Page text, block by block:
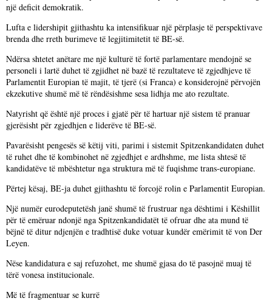
një deficit demokratik.
Lufta e lidershipit gjithashtu ka intensifikuar një përplasje të perspektivave
brenda dhe rreth burimeve të legjitimitetit të BE-së.
Ndërsa shtetet anëtare me një kulturë të fortë parlamentare mendojnë se
personeli i lartë duhet të zgjidhet në bazë të rezultateve të zgjedhjeve të
Parlamentit Europian të majit, të tjerë (si Franca) e konsiderojnë përvojën
ekzekutive shumë më të rëndësishme sesa lidhja me ato rezultate.
Natyrisht që është një proces i gjatë për të hartuar një sistem të pranuar
gjerësisht për zgjedhjen e liderëve të BE-së.
Pavarësisht pengesës së këtij viti, parimi i sistemit Spitzenkandidaten duhet
të ruhet dhe të kombinohet në zgjedhjet e ardhshme, me lista shtesë të
kandidatëve të mbështetur nga struktura më të fuqishme trans-europiane.
Përtej kësaj, BE-ja duhet gjithashtu të forcojë rolin e Parlamentit Europian.
Një numër eurodeputetësh janë shumë të frustruar nga dështimi i Këshillit
për të emëruar ndonjë nga Spitzenkandidatët të ofruar dhe ata mund të
bëjnë të ditur ndjenjën e tradhtisë duke votuar kundër emërimit të von Der
Leyen.
Nëse kandidatura e saj refuzohet, me shumë gjasa do të pasojnë muaj të
tërë vonesa institucionale.
Më të fragmentuar se kurrë